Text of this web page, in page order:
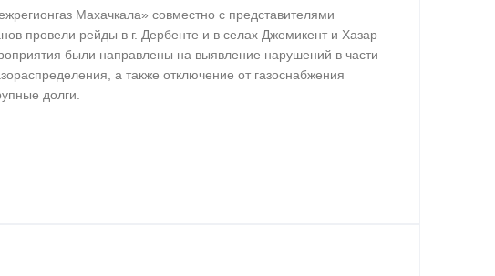
Махачкала» совместно с представителями
провели рейды в г. Дербенте и в селах Джемикент и Хазар
были направлены на выявление нарушений в части
а также отключение от газоснабжения
долги.